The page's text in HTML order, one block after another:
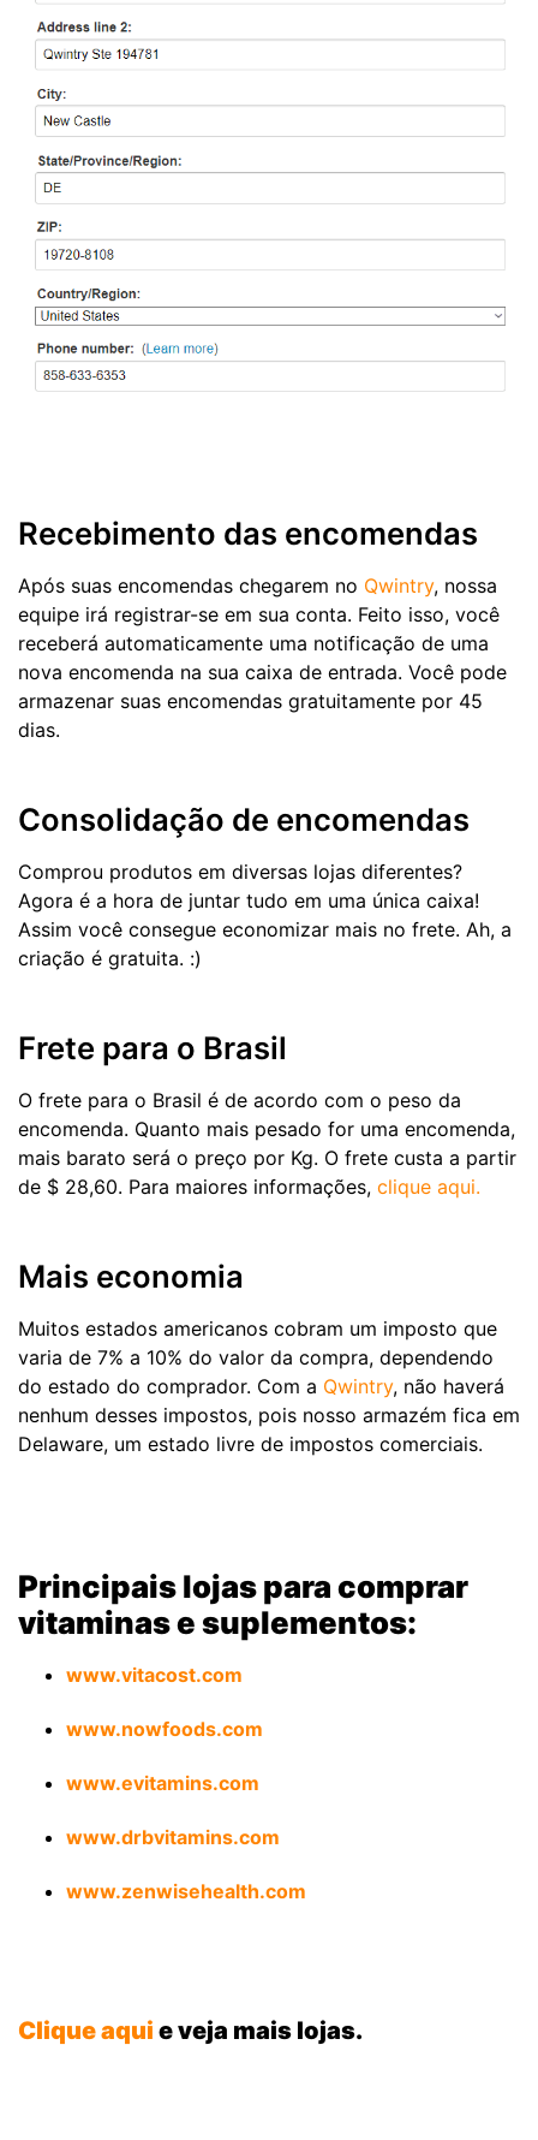
Recebimento das encomendas
Após suas encomendas chegarem no Qwintry, nossa
equipe irá registrar-se em sua conta. Feito isso, você
receberá automaticamente uma notificação de uma
nova encomenda na sua caixa de entrada. Você pode
armazenar suas encomendas gratuitamente por 45
dias.
Consolidação de encomendas
Comprou produtos em diversas lojas diferentes?
Agora é a hora de juntar tudo em uma única caixa!
Assim você consegue economizar mais no frete. Ah, a
criação é gratuita. :)
Frete para o Brasil
O frete para o Brasil é de acordo com o peso da
encomenda. Quanto mais pesado for uma encomenda,
mais barato será o preço por Kg. O frete custa a partir
de $ 28,60. Para maiores informações, clique aqui.
Mais economia
Muitos estados americanos cobram um imposto que
varia de 7% a 10% do valor da compra, dependendo
do estado do comprador. Com a Qwintry, não haverá
nenhum desses impostos, pois nosso armazém fica em
Delaware, um estado livre de impostos comerciais.
Principais lojas para comprar
vitaminas e suplementos:
www.vitacost.com
www.nowfoods.com
www.evitamins.com
www.drbvitamins.com
www.zenwisehealth.com
Clique aqui e veja mais lojas.